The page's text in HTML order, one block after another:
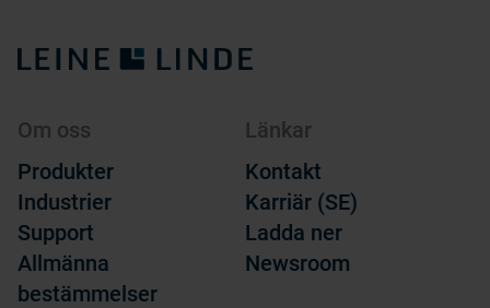
Om oss
Produkter
Industrier
Support
Allmänna
bestämmelser
Länkar
Kontakt
Karriär (SE)
Ladda ner
Newsroom